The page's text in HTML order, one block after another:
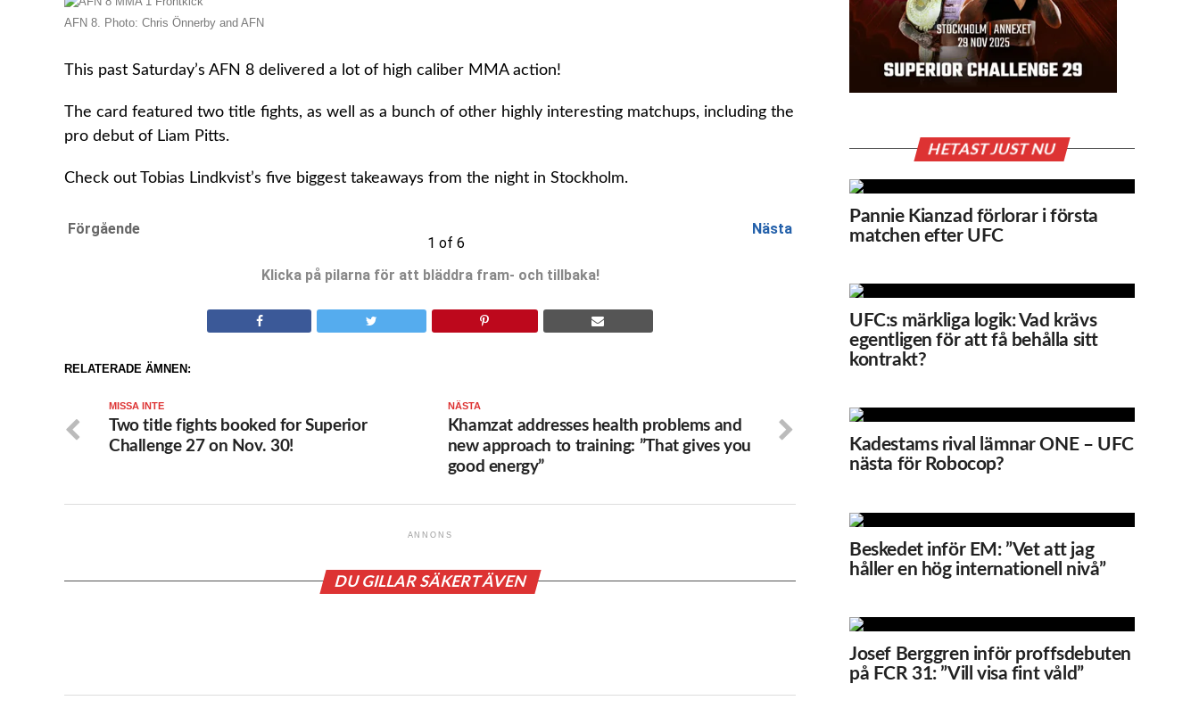
AFN 8. Photo: Chris Önnerby and AFN
This past Saturday’s AFN 8 delivered a lot of high caliber MMA action!
The card featured two title fights, as well as a bunch of other highly interesting matchups, including the
pro debut of Liam Pitts.
Check out Tobias Lindkvist’s five biggest takeaways from the night in Stockholm.
Förgående
1 of 6
Nästa
Klicka på pilarna för att bläddra fram- och tillbaka!
RELATERADE ÄMNEN:
NÄSTA
Khamzat addresses health problems and
new approach to training: ”That gives you
good energy”
MISSA INTE
Two title fights booked for Superior
Challenge 27 on Nov. 30!
ANNONS
DU GILLAR SÄKERT ÄVEN
HETAST JUST NU
Pannie Kianzad förlorar i första
matchen efter UFC
UFC:s märkliga logik: Vad krävs
egentligen för att få behålla sitt
kontrakt?
Kadestams rival lämnar ONE – UFC
nästa för Robocop?
Beskedet inför EM: ”Vet att jag
håller en hög internationell nivå”
Josef Berggren inför proffsdebuten
på FCR 31: ”Vill visa fint våld”